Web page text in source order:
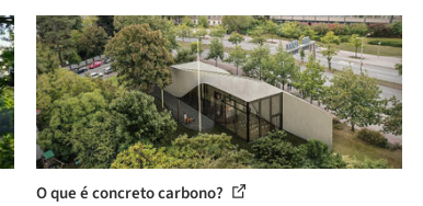
O que é concreto carbono?